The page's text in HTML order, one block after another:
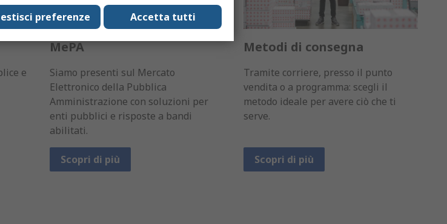
e
MePA
Siamo presenti sul Mercato
Elettronico della Pubblica
Amministrazione con soluzioni per
enti pubblici e risposte a bandi
abilitati.
Scopri di più
Metodi di consegna
Tramite corriere, presso il punto
vendita o a programma: scegli il
metodo ideale per avere ciò che ti
serve.
Scopri di più
Accetta tutti
preferenze